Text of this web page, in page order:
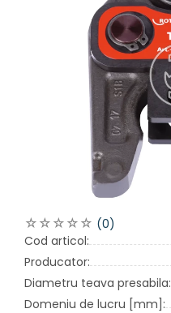
(0)
Cod articol:
Producator:
Diametru teava presabila:
Domeniu de lucru [mm]: